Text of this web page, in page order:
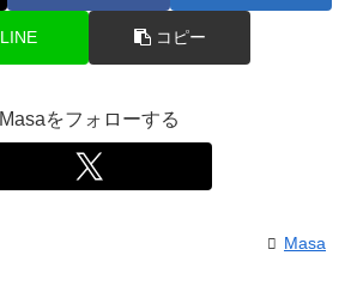
LINE コピー
Masaをフォローする
Masa